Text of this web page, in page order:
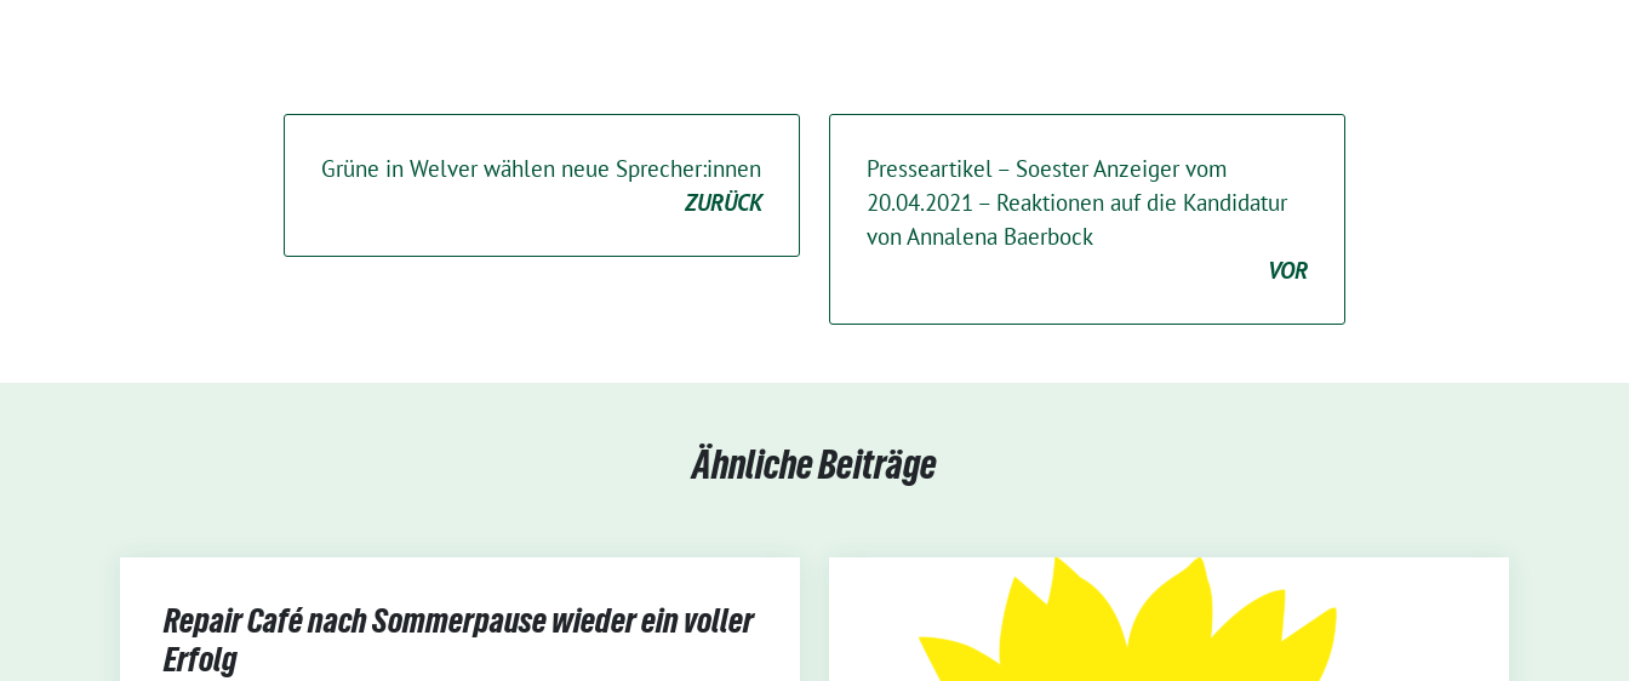
Grüne in Welver wählen neue Sprecher:innen
ZURÜCK
Presseartikel – Soester Anzeiger vom
20.04.2021 – Reaktionen auf die Kandidatur
von Annalena Baerbock
VOR
Ähnliche Beiträge
Repair Café nach Sommerpause wieder ein voller
Erfolg